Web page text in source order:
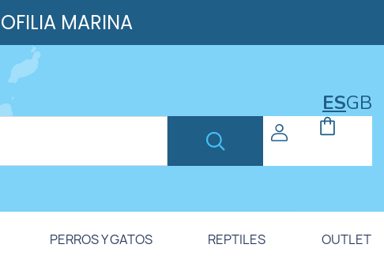
MARINA
ESGB
PERROS Y GATOS REPTILES OUTLET